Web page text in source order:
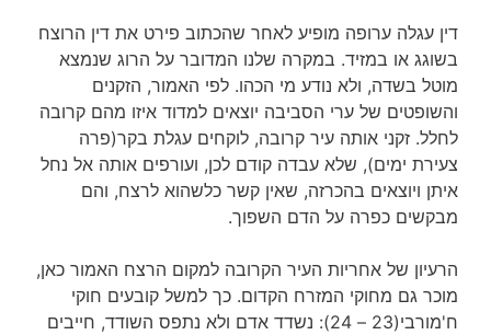
דין עגלה ערופה מופיע לאחר שהכתוב פירט את דין הרוצח
בשוגג או במזיד. במקרה שלנו המדובר על הרוג שנמצא
מוטל בשדה, ולא נודע מי הכהו. לפי האמור, הזקנים
והשופטים של ערי הסביבה יוצאים למדוד איזו מהם קרובה
לחלל. זקני אותה עיר קרובה, לוקחים עגלת בקר(פרה
צעירת ימים), שלא עבדה קודם לכן, ועורפים אותה אל נחל
איתן ויוצאים בהכרזה, שאין קשר כלשהוא לרצח, והם
מבקשים כפרה על הדם השפוך.
הרעיון של אחריות העיר הקרובה למקום הרצח האמור כאן,
מוכר גם מחוקי המזרח הקדום. כך למשל קובעים חוקי
ח'מורבי(23 – 24): נשדד אדם ולא נתפס השודד, חייבים